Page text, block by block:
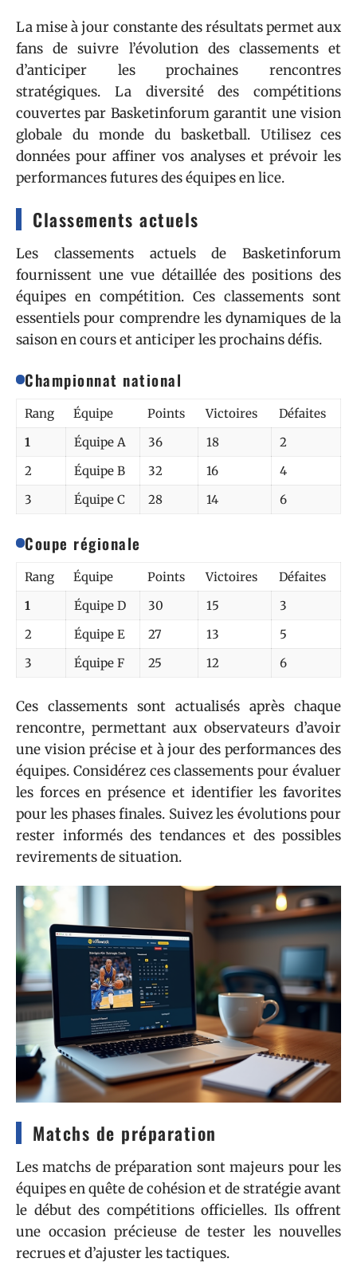
La mise à jour constante des résultats permet aux
fans de suivre l’évolution des classements et
d’anticiper les prochaines rencontres
stratégiques. La diversité des compétitions
couvertes par Basketinforum garantit une vision
globale du monde du basketball. Utilisez ces
données pour affiner vos analyses et prévoir les
performances futures des équipes en lice.
Classements actuels
Les classements actuels de Basketinforum
fournissent une vue détaillée des positions des
équipes en compétition. Ces classements sont
essentiels pour comprendre les dynamiques de la
saison en cours et anticiper les prochains défis.
Championnat national
Rang Équipe Points Victoires
Défaites
1
Équipe A 36 18
2
2
Équipe B 32 16
4
3
Équipe C 28 14 6
Coupe régionale
Rang Équipe Points Victoires
Défaites
1
Équipe D 30 15
3
2
Équipe E 27 13
5
3
Équipe F 25 12 6
Ces classements sont actualisés après chaque
rencontre, permettant aux observateurs d’avoir
une vision précise et à jour des performances des
équipes. Considérez ces classements pour évaluer
les forces en présence et identifier les favorites
pour les phases finales. Suivez les évolutions pour
rester informés des tendances et des possibles
revirements de situation.
Matchs de préparation
Les matchs de préparation sont majeurs pour les
équipes en quête de cohésion et de stratégie avant
le début des compétitions officielles. Ils offrent
une occasion précieuse de tester les nouvelles
recrues et d’ajuster les tactiques.